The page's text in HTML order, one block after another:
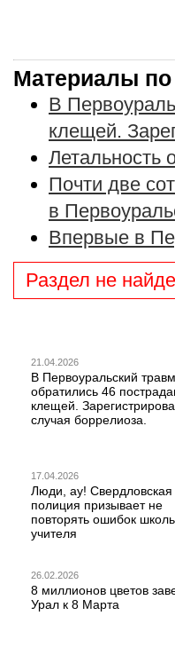
Материалы по
В
клещей.
Летальность
Почти две
в
Впервые в
Раздел не
21.04.2026
В Первоуральский
обратились 46
клещей.
случая боррелиоза.
17.04.2026
Люди, ау! Свердловская
полиция призывает не
повторять ошибок
учителя
26.02.2026
8 миллионов цветов
Урал к 8 Марта